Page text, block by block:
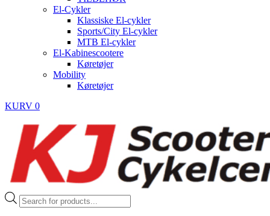
El-Cykler
Klassiske El-cykler
Sports/City El-cykler
MTB El-cykler
El-Kabinescootere
Køretøjer
Mobility
Køretøjer
KURV 0
Products
search